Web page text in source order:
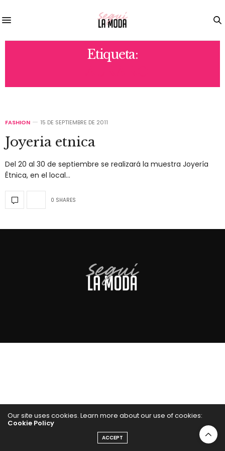
Etiqueta:
FASHION 15 DE SEPTIEMBRE DE 2011
Joyeria etnica
Del 20 al 30 de septiembre se realizará la muestra Joyería
Étnica, en el local…
0 SHARES
Our site uses cookies. Learn more about our use of cookies:
Cookie Policy
ACCEPT